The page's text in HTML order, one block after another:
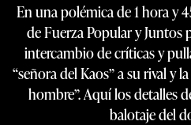
En una polémica de 1 hora y
de Fuerza Popular y Juntos
intercambio de críticas y
“señora del Kaos” a su rival y
hombre”. Aquí los detalles
balotaje del